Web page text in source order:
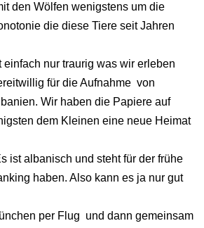
den Wölfen wenigstens um die
die diese Tiere seit Jahren
nur traurig was wir erleben
für die Aufnahme von
Wir haben die Papiere auf
dem Kleinen eine neue Heimat
ist albanisch und steht für der frühe
haben. Also kann es ja nur gut
per Flug und dann gemeinsam